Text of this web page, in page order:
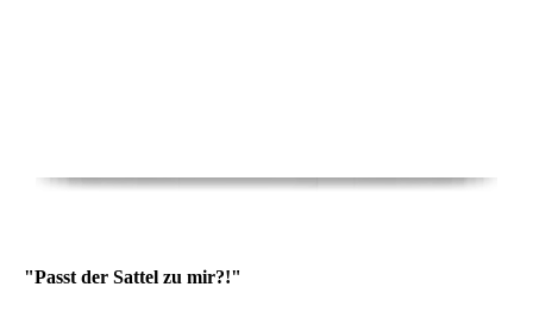
"Passt der Sattel zu mir?!"